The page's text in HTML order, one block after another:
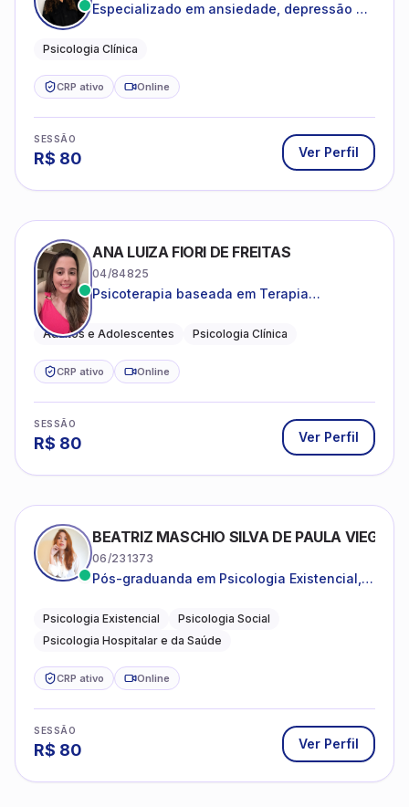
Especializado em ansiedade, depressão e
Psicologia Clínica
CRP ativo Online
SESSÃO
R$ 80 Ver Perfil
ANA LUIZA FIORI DE FREITAS
04/84825
Psicoterapia baseada em Terapia
Adultos e Adolescentes Psicologia Clínica
CRP ativo Online
SESSÃO
R$ 80 Ver Perfil
BEATRIZ MASCHIO SILVA DE PAULA VIEGAS
06/231373
Pós-graduanda em Psicologia Existencial,
da Saúde.
Psicologia Existencial
Psicologia Social
Psicologia Hospitalar e da Saúde
CRP ativo Online
SESSÃO
R$ 80 Ver Perfil